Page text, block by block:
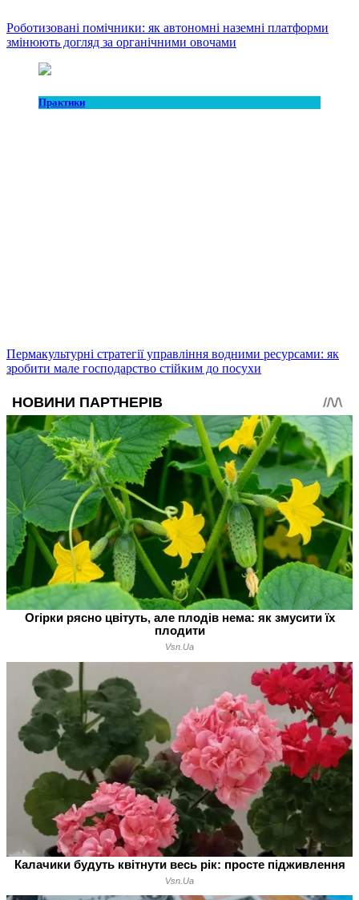
Роботизовані помічники: як автономні наземні платформи
змінюють догляд за органічними овочами
Практики
Пермакультурні стратегії управління водними ресурсами: як
зробити мале господарство стійким до посухи